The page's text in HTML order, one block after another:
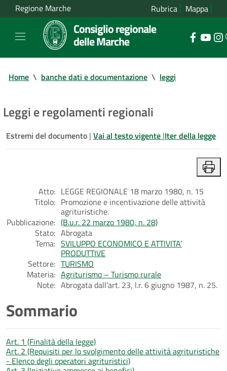
Regione Marche Rubrica Mappa
Consiglio regionale
delle Marche
Home \ banche dati e documentazione \ leggi
Leggi e regolamenti regionali
Estremi del documento | Vai al testo vigente |Iter della legge
Atto: LEGGE REGIONALE 18 marzo 1980, n. 15
Titolo: Promozione e incentivazione delle attività
agrituristiche.
Pubblicazione: (B.u.r. 22 marzo 1980, n. 28)
Stato: Abrogata
Tema: SVILUPPO ECONOMICO E ATTIVITA’
PRODUTTIVE
Settore: TURISMO
Materia: Agriturismo – Turismo rurale
Note: Abrogata dall'art. 23, l.r. 6 giugno 1987, n. 25.
Sommario
Art. 1 (Finalità della legge)
Art. 2 (Requisiti per lo svolgimento delle attività agrituristiche
- Elenco degli operatori agrituristici)